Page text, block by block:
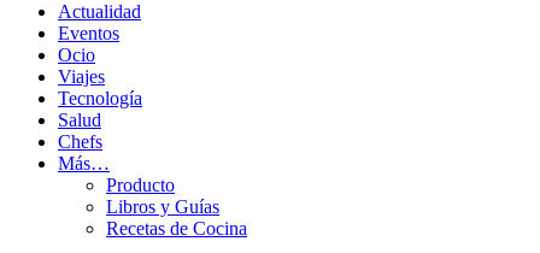
Actualidad
Eventos
Ocio
Viajes
Tecnología
Salud
Chefs
Más…
Producto
Libros y Guías
Recetas de Cocina